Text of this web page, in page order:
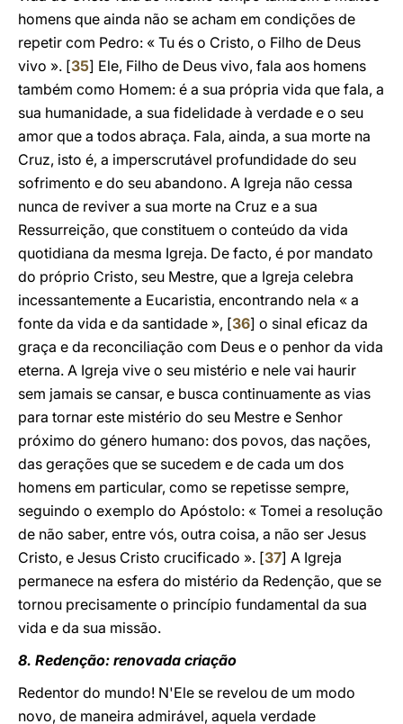
homens que ainda não se acham em condições de
repetir com Pedro: « Tu és o Cristo, o Filho de Deus
vivo ». [35] Ele, Filho de Deus vivo, fala aos homens
também como Homem: é a sua própria vida que fala, a
sua humanidade, a sua fidelidade à verdade e o seu
amor que a todos abraça. Fala, ainda, a sua morte na
Cruz, isto é, a imperscrutável profundidade do seu
sofrimento e do seu abandono. A Igreja não cessa
nunca de reviver a sua morte na Cruz e a sua
Ressurreição, que constituem o conteúdo da vida
quotidiana da mesma Igreja. De facto, é por mandato
do próprio Cristo, seu Mestre, que a Igreja celebra
incessantemente a Eucaristia, encontrando nela « a
fonte da vida e da santidade », [36] o sinal eficaz da
graça e da reconciliação com Deus e o penhor da vida
eterna. A Igreja vive o seu mistério e nele vai haurir
sem jamais se cansar, e busca continuamente as vias
para tornar este mistério do seu Mestre e Senhor
próximo do género humano: dos povos, das nações,
das gerações que se sucedem e de cada um dos
homens em particular, como se repetisse sempre,
seguindo o exemplo do Apóstolo: « Tomei a resolução
de não saber, entre vós, outra coisa, a não ser Jesus
Cristo, e Jesus Cristo crucificado ». [37] A Igreja
permanece na esfera do mistério da Redenção, que se
tornou precisamente o princípio fundamental da sua
vida e da sua missão.
8. Redenção: renovada criação
Redentor do mundo! N'Ele se revelou de um modo
novo, de maneira admirável, aquela verdade